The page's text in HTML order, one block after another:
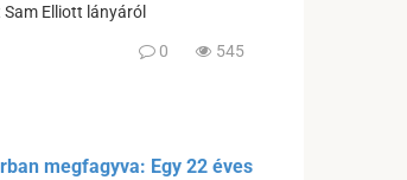
Elliott lányáról
0 545
megfagyva: Egy 22 éves